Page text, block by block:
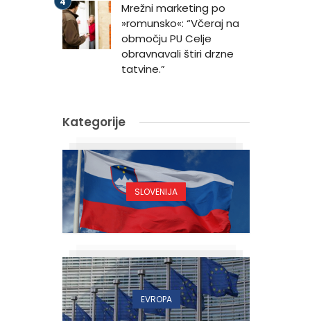
Mrežni marketing po
»romunsko«: “Včeraj na
območju PU Celje
obravnavali štiri drzne
tatvine.”
Kategorije
SLOVENIJA
EVROPA